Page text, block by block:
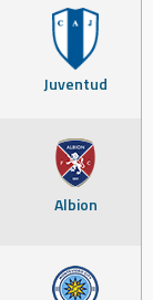
Juventud
Albion